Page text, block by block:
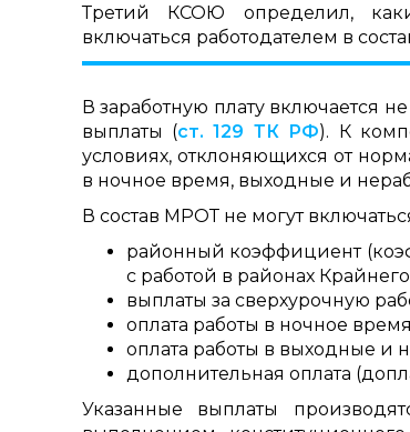
Третий КСОЮ определил,
включаться работодателем в
В заработную плату включается
выплаты (ст. 129 ТК РФ). К
условиях, отклоняющихся от
в ночное время, выходные и
В состав МРОТ не могут
районный коэффициент
с работой в районах
выплаты за сверхурочную
оплата работы в ночное
оплата работы в выходные и
дополнительная оплата
Указанные выплаты